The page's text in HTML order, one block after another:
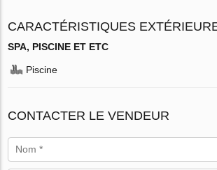
CARACTÉRISTIQUES
SPA, PISCINE ET ETC
Piscine
CONTACTER LE VENDEUR